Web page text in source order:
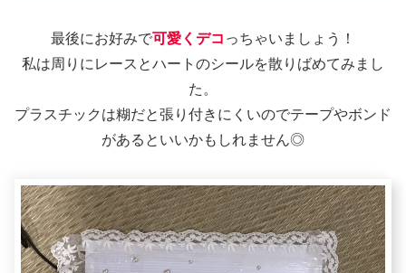
最後にお好みで可愛くデコ っちゃいましょう！
私は周りにレースとハートのシールを散りばめてみまし
た。
プラスチックは糊だと張り付きにくいのでテープやボンド
があるといいかもしれません◎